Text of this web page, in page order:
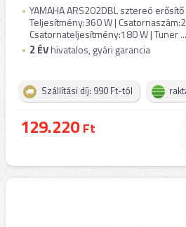
YAMAHA ARS202DBL sztereó
Teljesítmény:360 W |
Csatornateljesítmény:180 W | Tuner ...
2 ÉVhivatalos, gyári garancia
Szállítási díj: 990 Ft-tól
129.220Ft